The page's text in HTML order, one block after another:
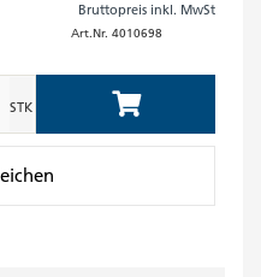
inkl.
Bruttopreis inkl. MwSt
Art.Nr. 4010698
STK Add to Cart